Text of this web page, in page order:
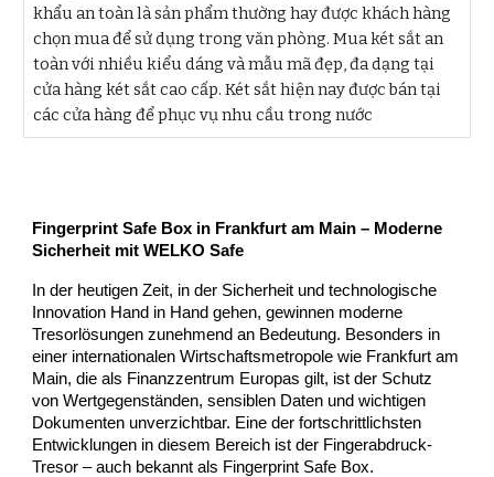
khẩu an toàn là sản phẩm thường hay được khách hàng
chọn mua để sử dụng trong văn phòng. Mua két sắt an
toàn với nhiều kiểu dáng và mẫu mã đẹp, đa dạng tại
cửa hàng két sắt cao cấp. Két sắt hiện nay được bán tại
các cửa hàng để phục vụ nhu cầu trong nước
Fingerprint Safe Box in Frankfurt am Main – Moderne
Sicherheit mit WELKO Safe
In der heutigen Zeit, in der Sicherheit und technologische
Innovation Hand in Hand gehen, gewinnen moderne
Tresorlösungen zunehmend an Bedeutung. Besonders in
einer internationalen Wirtschaftsmetropole wie Frankfurt am
Main, die als Finanzzentrum Europas gilt, ist der Schutz
von Wertgegenständen, sensiblen Daten und wichtigen
Dokumenten unverzichtbar. Eine der fortschrittlichsten
Entwicklungen in diesem Bereich ist der Fingerabdruck-
Tresor – auch bekannt als Fingerprint Safe Box.